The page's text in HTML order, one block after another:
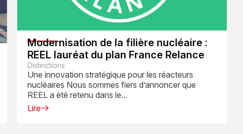
Modernisation de la filière nucléaire :
REEL lauréat du plan France Relance
Distinctions
Une innovation stratégique pour les réacteurs
nucléaires Nous sommes fiers d’annoncer que
REEL a été retenu dans le...
Lire